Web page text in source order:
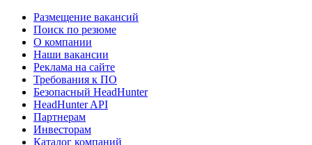
Размещение вакансий
Поиск по резюме
О компании
Наши вакансии
Реклама на сайте
Требования к ПО
Безопасный HeadHunter
HeadHunter API
Партнерам
Инвесторам
Каталог компаний